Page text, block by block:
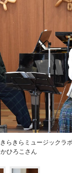
らきらミュージックラ
ひろこさん